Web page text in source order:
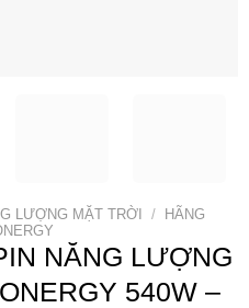
LƯỢNG MẶT TRỜI /
HÃNG
NĂNG LƯỢNG
540W –